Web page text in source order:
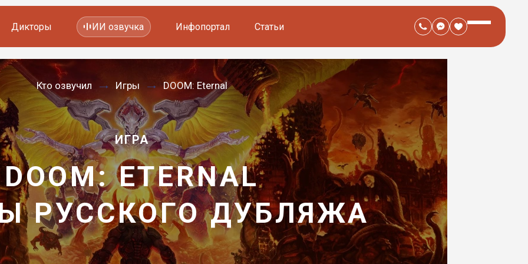
Фильмов и сериалов
Мультфильмов
YouTube каналов
Видеорекламы
Дикторы ИИ озвучка Инфопортал Статьи
Кто озвучил Игры DOOM: Eternal
ИГРА
DOOM: ETERNAL
—
РУССКОГО ДУБЛЯЖА